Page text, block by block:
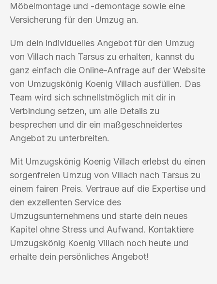
Möbelmontage und -demontage sowie eine
Versicherung für den Umzug an.
Um dein individuelles Angebot für den Umzug
von Villach nach Tarsus zu erhalten, kannst du
ganz einfach die Online-Anfrage auf der Website
von Umzugskönig Koenig Villach ausfüllen. Das
Team wird sich schnellstmöglich mit dir in
Verbindung setzen, um alle Details zu
besprechen und dir ein maßgeschneidertes
Angebot zu unterbreiten.
Mit Umzugskönig Koenig Villach erlebst du einen
sorgenfreien Umzug von Villach nach Tarsus zu
einem fairen Preis. Vertraue auf die Expertise und
den exzellenten Service des
Umzugsunternehmens und starte dein neues
Kapitel ohne Stress und Aufwand. Kontaktiere
Umzugskönig Koenig Villach noch heute und
erhalte dein persönliches Angebot!